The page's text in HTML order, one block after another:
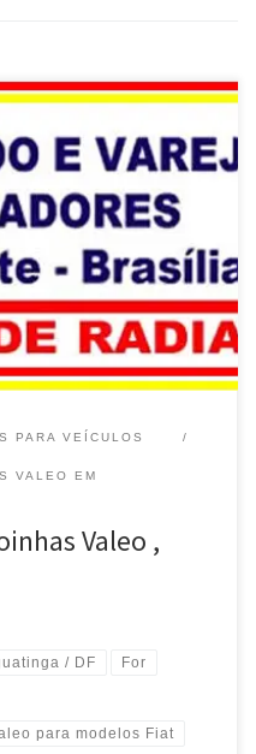
para modelos VW em
e Manutenção para
Valeo , Conserto e
/ DF Radiadores Valeo
Chevrolet em Brasília /
PARA VEÍCULOS
VALEO EM
Valeo ,
/ DF For
para modelos Fiat